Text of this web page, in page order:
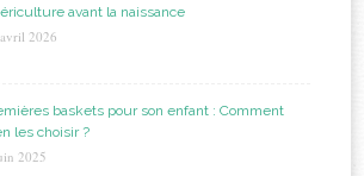
avant la naissance
2026
baskets pour son enfant : Comment
les choisir ?
2025